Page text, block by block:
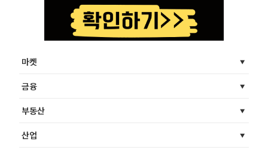
마켓
금융
부동산
산업